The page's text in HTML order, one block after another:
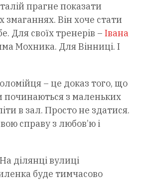
прагне показати
Він хоче стати
Для своїх тренерів – Івана
Мохника. Для Вінниці. І
– це доказ того, що
починаються з маленьких
в зал. Просто не здатися.
справу з любов’ю і
На ділянці вулиці
буде тимчасово